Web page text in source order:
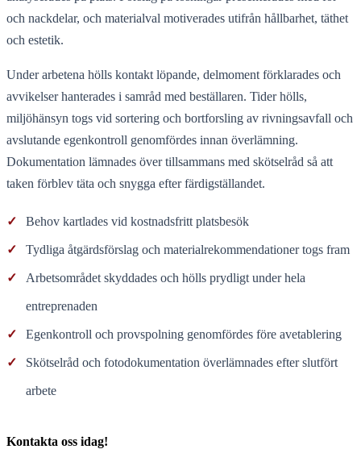
och nackdelar, och materialval motiverades utifrån hållbarhet, täthet
och estetik.
Under arbetena hölls kontakt löpande, delmoment förklarades och
avvikelser hanterades i samråd med beställaren. Tider hölls,
miljöhänsyn togs vid sortering och bortforsling av rivningsavfall och
avslutande egenkontroll genomfördes innan överlämning.
Dokumentation lämnades över tillsammans med skötselråd så att
taken förblev täta och snygga efter färdigställandet.
✓ Behov kartlades vid kostnadsfritt platsbesök
✓ Tydliga åtgärdsförslag och materialrekommendationer togs fram
✓ Arbetsområdet skyddades och hölls prydligt under hela
entreprenaden
✓ Egenkontroll och provspolning genomfördes före avetablering
✓ Skötselråd och fotodokumentation överlämnades efter slutfört
arbete
Kontakta oss idag!